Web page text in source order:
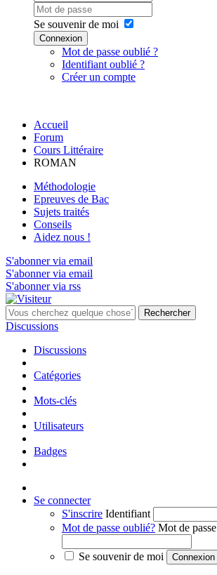
Se souvenir de moi
Connexion
Mot de passe oublié ?
Identifiant oublié ?
Créer un compte
Accueil
Forum
Cours Littéraire
ROMAN
Méthodologie
Epreuves de Bac
Sujets traités
Conseils
Aidez nous !
S'abonner via email
S'abonner via email
S'abonner via rss
Rechercher
Discussions
Discussions
Catégories
Mots-clés
Utilisateurs
Badges
Se connecter
S'inscrire Identifiant
Mot de passe oublié? Mot de passe
Se souvenir de moi